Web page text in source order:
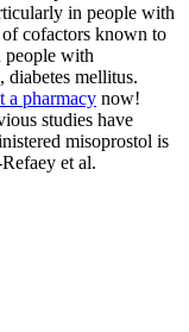
in people with
cofactors known to
people with
diabetes mellitus.
a pharmacy now!
studies have
misoprostol is
et al.